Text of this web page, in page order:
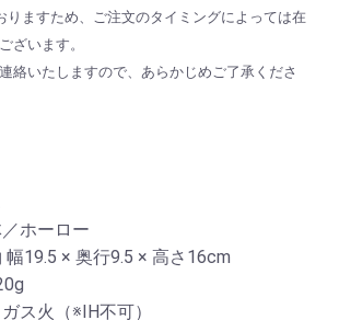
りますため、ご注文のタイミングによっては在
ざいます。
絡いたしますので、あらかじめご了承くださ
ホーロー
幅19.5 × 奥行9.5 × 高さ16cm
ス火（※IH不可）